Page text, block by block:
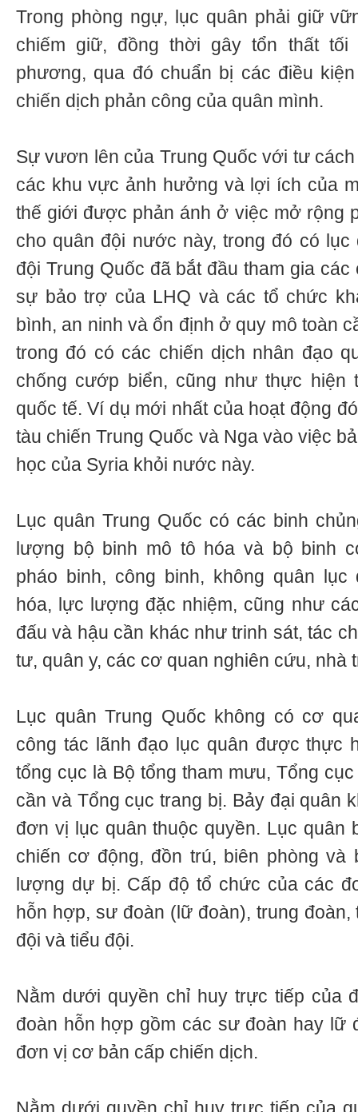
Trong phòng ngự, lục quân phải giữ
chiếm giữ, đồng thời gây tổn thất
phương, qua đó chuẩn bị các điều
chiến dịch phản công của quân mình.
Sự vươn lên của Trung Quốc với tư
các khu vực ảnh hưởng và lợi ích của
thế giới được phản ánh ở việc mở rộng
cho quân đội nước này, trong đó có
đội Trung Quốc đã bắt đầu tham gia
sự bảo trợ của LHQ và các tổ chức
bình, an ninh và ổn định ở quy mô toàn
trong đó có các chiến dịch nhân đạo
chống cướp biển, cũng như thực hiện
quốc tế. Ví dụ mới nhất của hoạt động
tàu chiến Trung Quốc và Nga vào việc
học của Syria khỏi nước này.
Lục quân Trung Quốc có các binh
lượng bộ binh mô tô hóa và bộ binh
pháo binh, công binh, không quân lục
hóa, lực lượng đặc nhiệm, cũng như
đấu và hậu cần khác như trinh sát, tác
tư, quân y, các cơ quan nghiên cứu, nhà
Lục quân Trung Quốc không có cơ
công tác lãnh đạo lục quân được thực
tổng cục là Bộ tổng tham mưu, Tổng
cần và Tổng cục trang bị. Bảy đại quân
đơn vị lục quân thuộc quyền. Lục quân
chiến cơ động, đồn trú, biên phòng
lượng dự bị. Cấp độ tổ chức của các
hỗn hợp, sư đoàn (lữ đoàn), trung đoàn,
đội và tiểu đội.
Nằm dưới quyền chỉ huy trực tiếp của
đoàn hỗn hợp gồm các sư đoàn hay lữ
đơn vị cơ bản cấp chiến dịch.